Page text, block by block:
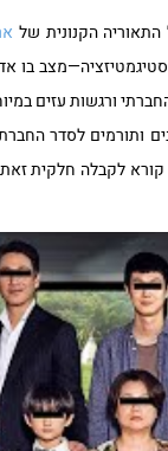
הקנונית של
סטיגמטיזציה—מצב
ורגשות עזים
ותורמים לסדר